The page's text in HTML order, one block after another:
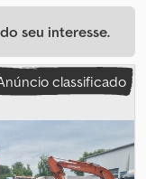
seu interesse.
classificado